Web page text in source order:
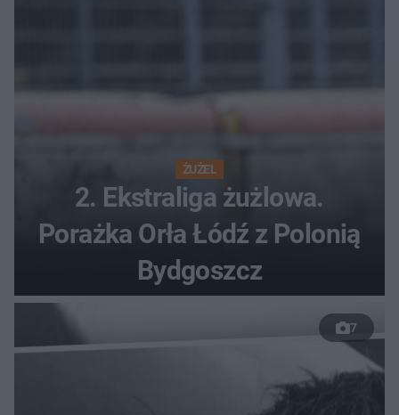
ŻUŻEL
2. Ekstraliga żużlowa.
Porażka Orła Łódź z Polonią
Bydgoszcz
7